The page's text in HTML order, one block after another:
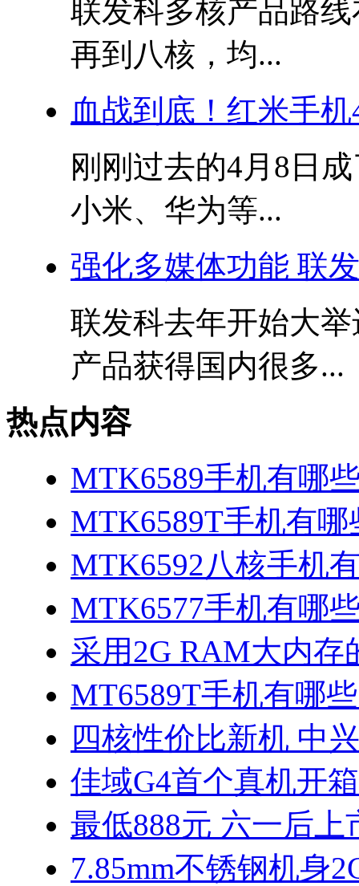
联发科多核产品路
再到八核，均...
血战到底！红米手
刚刚过去的4月8日
小米、华为等...
强化多媒体功能 联
联发科去年开始大
产品获得国内很多...
热点内容
MTK6589手机有哪
MTK6589T手机有
MTK6592八核手机
MTK6577手机有哪
采用2G RAM大内存
MT6589T手机有哪
四核性价比新机 中
佳域G4首个真机开
最低888元 六一后上
7.85mm不锈钢机身